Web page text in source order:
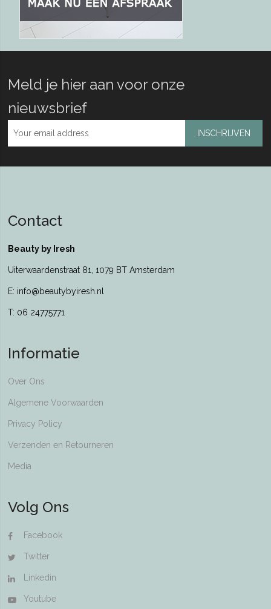
Meld je hier aan voor onze
nieuwsbrief
INSCHRIJVEN
Contact
Beauty by Iresh
Uiterwaardenstraat 81, 1079 BT Amsterdam
E: info@beautybyiresh.nl
T: 06 24775771
Informatie
Over Ons
Algemene Voorwaarden
Privacy Policy
Verzenden en Retourneren
Media
Volg Ons
Facebook
Twitter
Linkedin
Youtube